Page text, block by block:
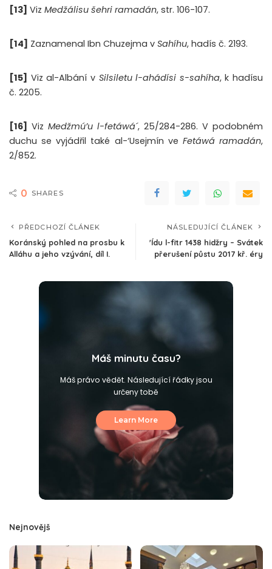
[13] Viz Medžálisu šehri ramadán, str. 106-107.
[14] Zaznamenal Ibn Chuzejma v Sahíhu, hadís č. 2193.
[15] Viz al-Albání v Silsiletu l-ahádísi s-sahíha, k hadísu
č. 2205.
[16] Viz Medžmú’u l-fetáwá´, 25/284-286. V podobném
duchu se vyjádřil také al-‘Usejmín ve Fetáwá ramadán,
2/852.
0 SHARES
PŘEDCHOZÍ ČLÁNEK
Koránský pohled na prosbu k
Alláhu a jeho vzývání, díl I.
NÁSLEDUJÍCÍ ČLÁNEK
'Ídu l-fitr 1438 hidžry – Svátek
přerušení půstu 2017 kř. éry
Máš minutu času?
Máš právo vědět. Následující řádky jsou
určeny tobě
Learn More
Nejnovějš